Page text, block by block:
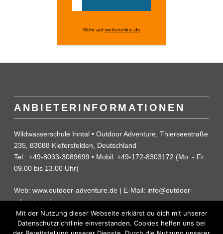
Mehr auf wetteronline.de
ANBIETERINFORMATIONEN
Wildwasserschule Inntal • Outdoor Adventure, Thierseestraße
235, 83088 Kiefersfelden, Deutschland
Tel.: +49-8033-3089699 • Mobil: +49-172-8303172 (Mo. - Fr.
09.00 bis 13.00 Uhr)
Web: www.outdoor-adventure.de | E-Mail: info@outdoor-
adventure.de
Mit der Nutzung dieser Webseite erklärst du dich mit unserer
Datenschutzrichtlinie einverstanden. Cookies helfen uns bei